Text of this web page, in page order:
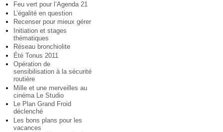
Feu vert pour l’Agenda 21
L’égalité en question
Recenser pour mieux gérer
Initiation et stages
thématiques
Réseau bronchiolite
Été Tonus 2011
Opération de
sensibilisation à la sécurité
routière
Mille et une merveilles au
cinéma Le Studio
Le Plan Grand Froid
déclenché
Les bons plans pour les
vacances